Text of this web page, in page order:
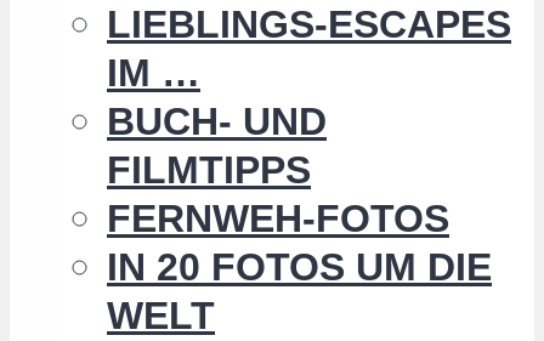
LIEBLINGS-ESCAPES
IM …
BUCH- UND
FILMTIPPS
FERNWEH-FOTOS
IN 20 FOTOS UM DIE
WELT